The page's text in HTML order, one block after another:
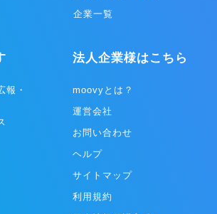
企業一覧
報・
法人企業様はこちら
moovyとは？
運営会社
お問い合わせ
ヘルプ
サイトマップ
利用規約